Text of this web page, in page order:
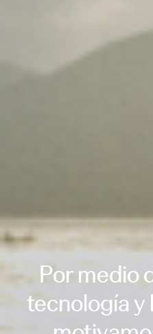
Por medio
tecnología y